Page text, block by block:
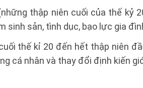
thập niên cuối của thế kỷ
sinh sản, tình dục, bạo lực gia
thế kỉ 20 đến hết thập niên
cá nhân và thay đổi định kiến